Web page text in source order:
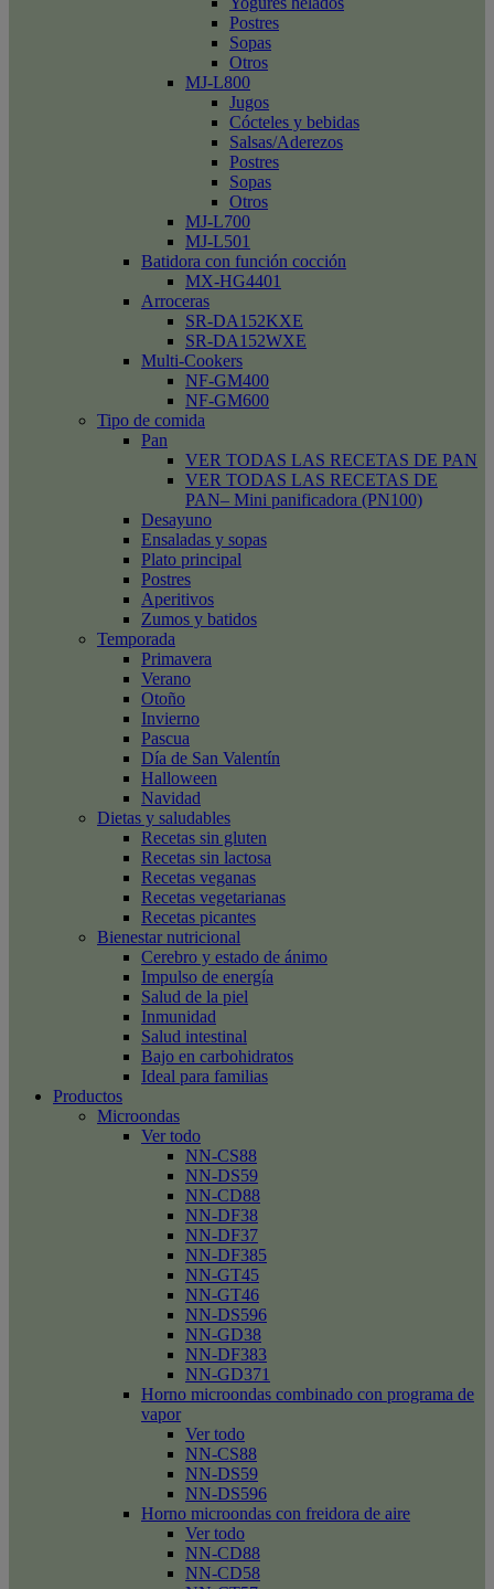
Postres
Sopas
Otros
MJ-L800
Jugos
Cócteles y bebidas
Salsas/Aderezos
Postres
Sopas
Otros
MJ-L700
MJ-L501
Batidora con función cocción
MX-HG4401
Arroceras
SR-DA152KXE
SR-DA152WXE
Multi-Cookers
NF-GM400
NF-GM600
Tipo de comida
Pan
VER TODAS LAS RECETAS DE PAN
VER TODAS LAS RECETAS DE
PAN– Mini panificadora (PN100)
Desayuno
Ensaladas y sopas
Plato principal
Postres
Aperitivos
Zumos y batidos
Temporada
Primavera
Verano
Otoño
Invierno
Pascua
Día de San Valentín
Halloween
Navidad
Dietas y saludables
Recetas sin gluten
Recetas sin lactosa
Recetas veganas
Recetas vegetarianas
Recetas picantes
Bienestar nutricional
Cerebro y estado de ánimo
Impulso de energía
Salud de la piel
Inmunidad
Salud intestinal
Bajo en carbohidratos
Ideal para familias
Productos
Microondas
Ver todo
NN-CS88
NN-DS59
NN-CD88
NN-DF38
NN-DF37
NN-DF385
NN-GT45
NN-GT46
NN-DS596
NN-GD38
NN-DF383
NN-GD371
Horno microondas combinado con programa de
vapor
Ver todo
NN-CS88
NN-DS59
NN-DS596
Horno microondas con freidora de aire
Ver todo
NN-CD88
NN-CD58